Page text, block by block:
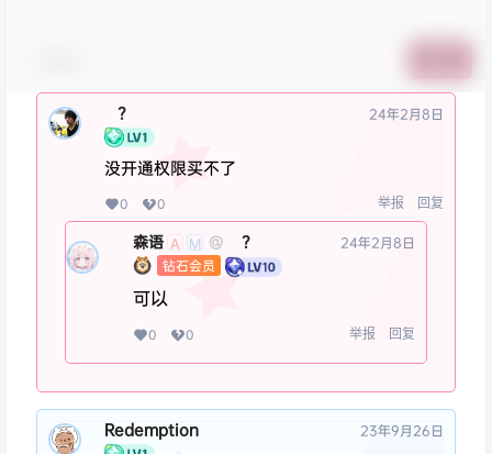
⁢ ​⁠? 24年2月8日
没开通权限买不了
0 0 举报 回复
森语 A M @ ⁢ ​⁠?
钻石会员
24年2月8日
可以
0 0 举报 回复
Redemption 23年9月26日